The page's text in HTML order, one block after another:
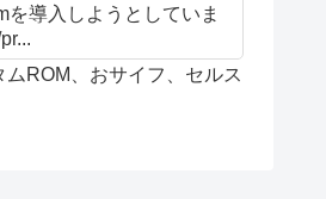
を導入しようとしていま
ムROM、おサイフ、セルス